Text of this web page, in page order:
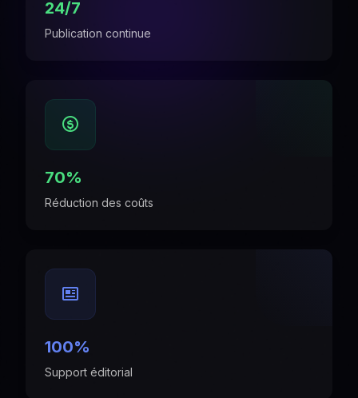
24/7
Publication continue
70%
Réduction des coûts
100%
Support éditorial